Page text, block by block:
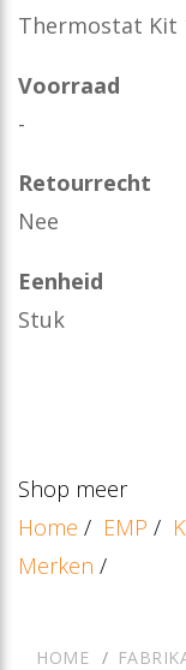
Thermostat Kit
Voorraad
-
Retourrecht
Nee
Eenheid
Stuk
Shop meer
Home / EMP /
Merken /
HOME